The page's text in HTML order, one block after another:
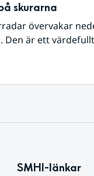
skurarna
övervakar
Den är ett
SMHI-länkar